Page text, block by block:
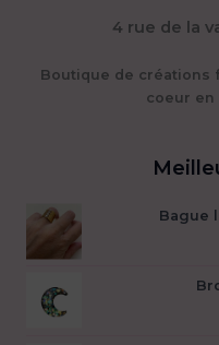
4 rue de la
Boutique de créations
coeur en
Bague